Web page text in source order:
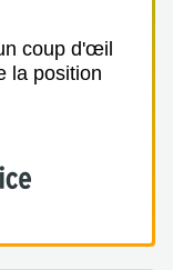
coup d'œil
la position